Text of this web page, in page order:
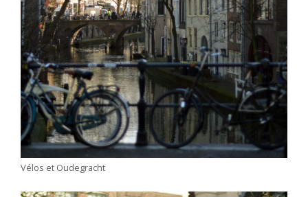
Vélos et Oudegracht